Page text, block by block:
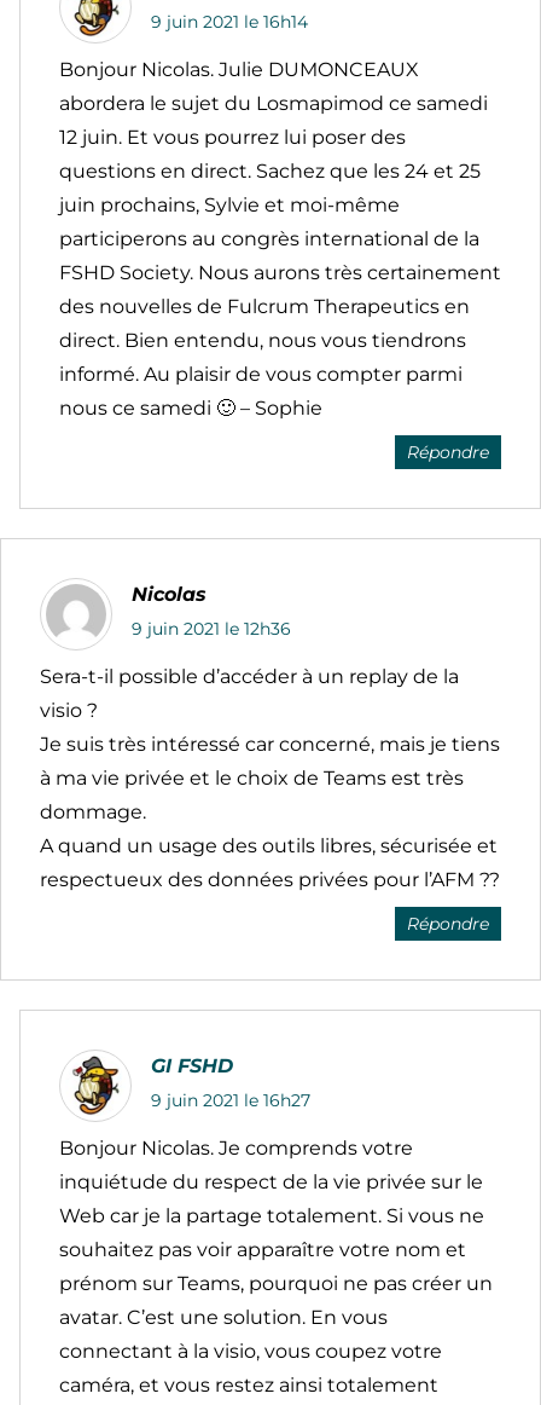
9 juin 2021 le 16h14
Bonjour Nicolas. Julie DUMONCEAUX
abordera le sujet du Losmapimod ce samedi
12 juin. Et vous pourrez lui poser des
questions en direct. Sachez que les 24 et 25
juin prochains, Sylvie et moi-même
participerons au congrès international de la
FSHD Society. Nous aurons très certainement
des nouvelles de Fulcrum Therapeutics en
direct. Bien entendu, nous vous tiendrons
informé. Au plaisir de vous compter parmi
nous ce samedi 🙂 – Sophie
Répondre
Nicolas
9 juin 2021 le 12h36
Sera-t-il possible d’accéder à un replay de la
visio ?
Je suis très intéressé car concerné, mais je tiens
à ma vie privée et le choix de Teams est très
dommage.
A quand un usage des outils libres, sécurisée et
respectueux des données privées pour l’AFM ??
Répondre
GI FSHD
9 juin 2021 le 16h27
Bonjour Nicolas. Je comprends votre
inquiétude du respect de la vie privée sur le
Web car je la partage totalement. Si vous ne
souhaitez pas voir apparaître votre nom et
prénom sur Teams, pourquoi ne pas créer un
avatar. C’est une solution. En vous
connectant à la visio, vous coupez votre
caméra, et vous restez ainsi totalement